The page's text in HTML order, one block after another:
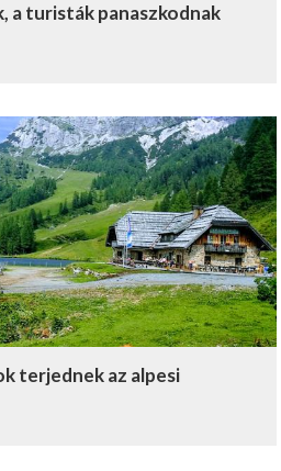
a turisták panaszkodnak
terjednek az alpesi